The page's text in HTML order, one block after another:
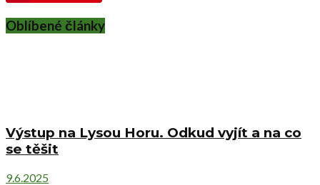
Oblíbené články
Výstup na Lysou Horu. Odkud vyjít a na co
se těšit
9.6.2025